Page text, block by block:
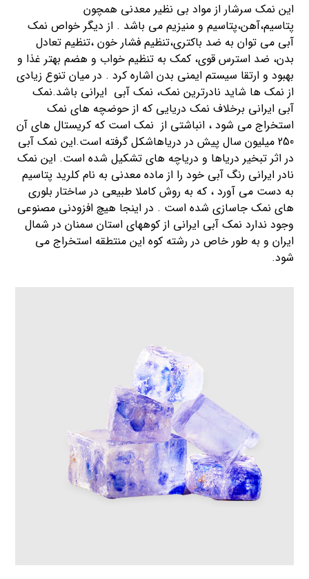
این نمک سرشار از مواد بی نظیر معدنی همچون
پتاسیم،آهن،پتاسیم و منیزیم می باشد . از دیگر خواص نمک
آبی می توان به ضد باکتری،تنظیم فشار خون ،تنظیم تعادل
بدن، ضد استرس قوی، کمک به تنظیم خواب و هضم بهتر غذا و
بهبود و ارتقا سیستم ایمنی بدن اشاره کرد . در میان تنوع زیادی
از نمک ها شاید نادرترین نمک، نمک آبی ایرانی باشد.نمک
آبی ایرانی برخلاف نمک دریایی که از حوضچه های نمک
استخراج می شود ، انباشتی از نمک است که کریستال های آن
250 میلیون سال پیش در دریاهاشکل گرفته است.این نمک آبی
در اثر تبخیر دریاها و دریاچه های تشکیل شده است. این نمک
نادر ایرانی رنگ آبی خود را از ماده معدنی به نام کلرید پتاسیم
به دست می آورد ، که به روش کاملا طبیعی در ساختار بلوری
های نمک جاسازی شده است . در اینجا هیچ افزودنی مصنوعی
وجود ندارد نمک آبی ایرانی از کوههای استان سمنان در شمال
ایران و به طور خاص در رشته کوه این منتطقه استخراج می
شود.